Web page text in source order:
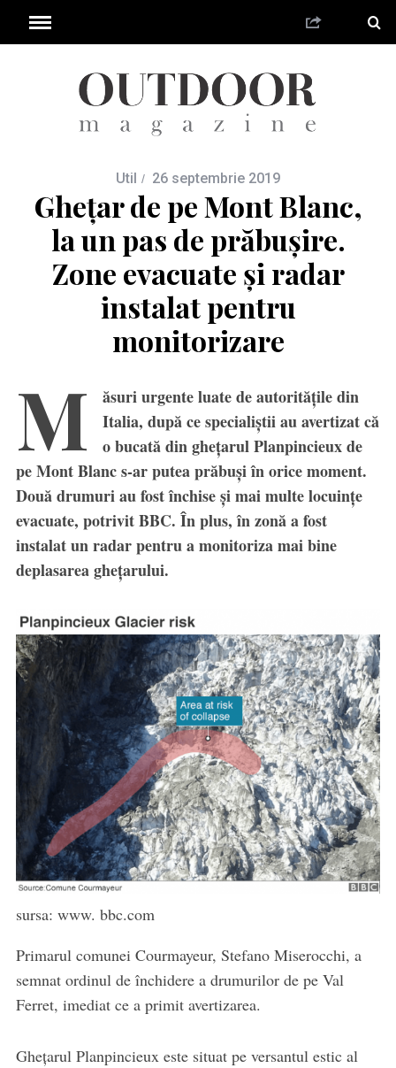
Util 26 septembrie 2019
Ghețar de pe Mont Blanc,
la un pas de prăbușire.
Zone evacuate și radar
instalat pentru
monitorizare
M
ăsuri urgente luate de autoritățile din
Italia, după ce specialiștii au avertizat că
o bucată din ghețarul Planpincieux de
pe Mont Blanc s-ar putea prăbuși în orice moment.
Două drumuri au fost închise și mai multe locuințe
evacuate, potrivit BBC. În plus, în zonă a fost
instalat un radar pentru a monitoriza mai bine
deplasarea ghețarului.
sursa: www. bbc.com
Primarul comunei Courmayeur, Stefano Miserocchi, a
semnat ordinul de închidere a drumurilor de pe Val
Ferret, imediat ce a primit avertizarea.
Ghețarul Planpincieux este situat pe versantul estic al